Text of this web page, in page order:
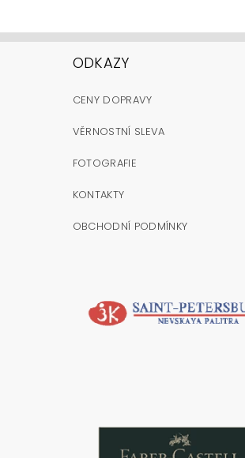
ODKAZY
CENY DOPRAVY
VĚRNOSTNÍ SLEVA
FOTOGRAFIE
KONTAKTY
OBCHODNÍ PODMÍNKY